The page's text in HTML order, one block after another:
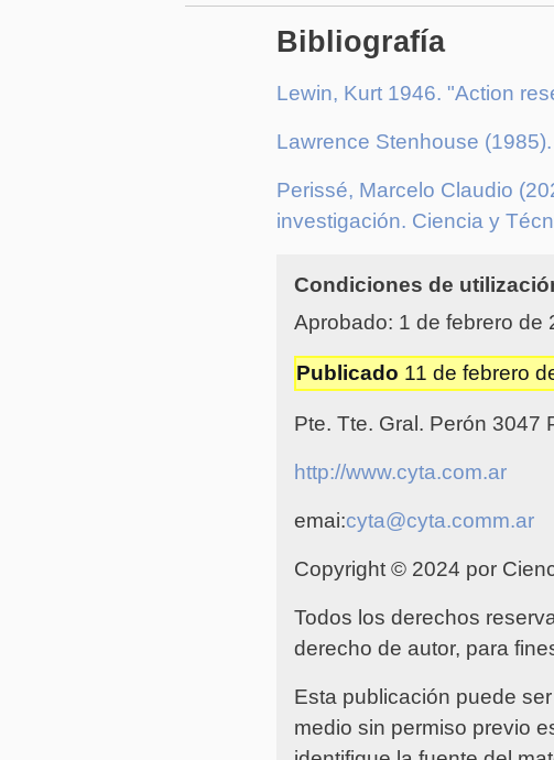
Bibliografía
Lewin, Kurt 1946. "Action
Lawrence Stenhouse
Perissé, Marcelo Claudio
investigación. Ciencia y
Condiciones de
Aprobado: 1 de febrero de
Publicado 11 de febrero
Pte. Tte. Gral. Perón 3047
http://www.cyta.com.ar
emai:cyta@cyta.comm.ar
Copyright © 2024 por
Todos los derechos
derecho de autor, para
Esta publicación puede
medio sin permiso previo